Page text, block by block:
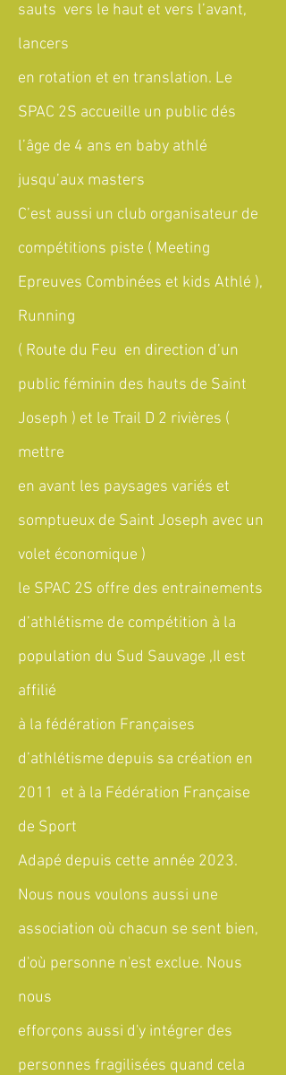
sauts vers le haut et vers l’avant,
lancers
en rotation et en translation. Le
SPAC 2S accueille un public dés
l’âge de 4 ans en baby athlé
jusqu’aux masters
C’est aussi un club organisateur de
compétitions piste ( Meeting
Epreuves Combinées et kids Athlé ),
Running
( Route du Feu en direction d’un
public féminin des hauts de Saint
Joseph ) et le Trail D 2 rivières (
mettre
en avant les paysages variés et
somptueux de Saint Joseph avec un
volet économique )
le SPAC 2S offre des entrainements
d’athlétisme de compétition à la
population du Sud Sauvage ,Il est
affilié
à la fédération Françaises
d’athlétisme depuis sa création en
2011 et à la Fédération Française
de Sport
Adapé depuis cette année 2023.
Nous nous voulons aussi une
association où chacun se sent bien,
d'où personne n'est exclue. Nous
nous
efforçons aussi d'y intégrer des
personnes fragilisées quand cela